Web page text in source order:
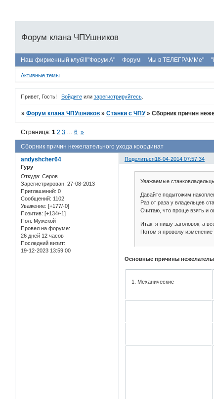
Форум клана ЧПУшников
Наш фирменный клуб!!!"Форум А" Форум Мы в ТЕЛЕГРАММе"
Активные темы
Привет, Гость! Войдитеили зарегистрируйтесь.
»Форум клана ЧПУшников »Станки с ЧПУ »Сборник причин
Сборник причин нежелательного ухода координат
Страница:1 2 3 6 »
Поделиться18-04-2014 07:57:34
andyshcher64
Гуру
Откуда: Серов
Зарегистрирован: 27-08-2013
Приглашений: 0
Сообщений: 1102
Уважение: [+177/-0]
Позитив: [+134/-1]
Пол: Мужской
Провел на форуме:
26 дней 12 часов
Последний визит:
19-12-2023 13:59:00
Уважаемые
Давайте подытожим
Раз от раза у владельцев
Считаю, что проще взять и
Итак: я пишу заголовок, а
Потом я провожу изменение
Основные причины
1. Механические